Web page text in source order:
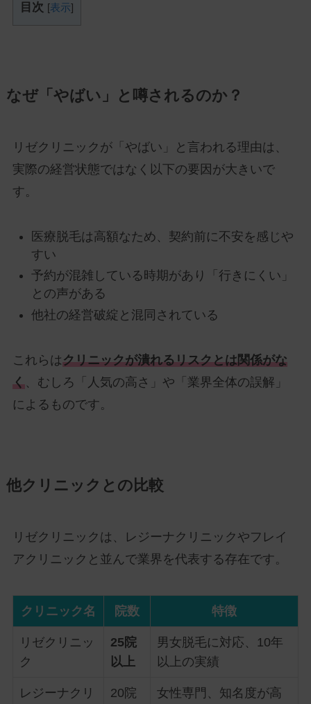
目次 [表示]
なぜ「やばい」と噂されるのか？
リゼクリニックが「やばい」と言われる理由は、
実際の経営状態ではなく以下の要因が大きいで
す。
医療脱毛は高額なため、契約前に不安を感じや
すい
予約が混雑している時期があり「行きにくい」
との声がある
他社の経営破綻と混同されている
これらはクリニックが潰れるリスクとは関係がな
く、むしろ「人気の高さ」や「業界全体の誤解」
によるものです。
他クリニックとの比較
リゼクリニックは、レジーナクリニックやフレイ
アクリニックと並んで業界を代表する存在です。
クリニック名 院数 特徴
リゼクリニッ
ク
25院
以上
男女脱毛に対応、10年
以上の実績
レジーナクリ
20院
女性専門、知名度が高